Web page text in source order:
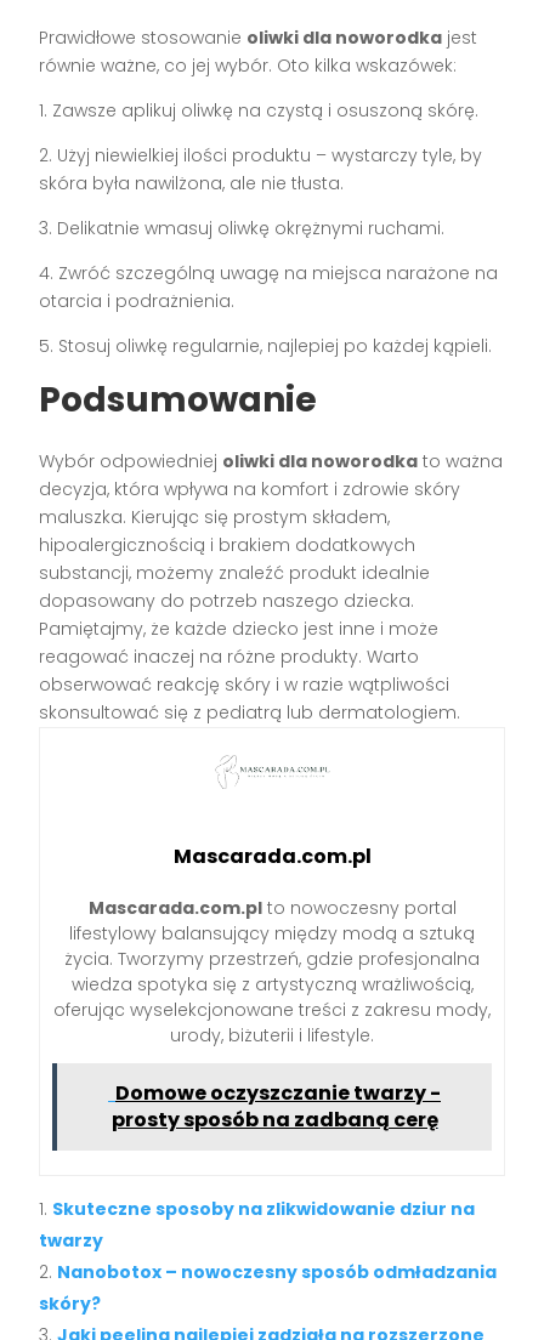
Prawidłowe stosowanie oliwki dla noworodka jest
równie ważne, co jej wybór. Oto kilka wskazówek:
1. Zawsze aplikuj oliwkę na czystą i osuszoną skórę.
2. Użyj niewielkiej ilości produktu – wystarczy tyle, by
skóra była nawilżona, ale nie tłusta.
3. Delikatnie wmasuj oliwkę okrężnymi ruchami.
4. Zwróć szczególną uwagę na miejsca narażone na
otarcia i podrażnienia.
5. Stosuj oliwkę regularnie, najlepiej po każdej kąpieli.
Podsumowanie
Wybór odpowiedniej oliwki dla noworodka to ważna
decyzja, która wpływa na komfort i zdrowie skóry
maluszka. Kierując się prostym składem,
hipoalergicznością i brakiem dodatkowych
substancji, możemy znaleźć produkt idealnie
dopasowany do potrzeb naszego dziecka.
Pamiętajmy, że każde dziecko jest inne i może
reagować inaczej na różne produkty. Warto
obserwować reakcję skóry i w razie wątpliwości
skonsultować się z pediatrą lub dermatologiem.
Mascarada.com.pl
Mascarada.com.plto nowoczesny portal
lifestylowy balansujący między modą a sztuką
życia. Tworzymy przestrzeń, gdzie profesjonalna
wiedza spotyka się z artystyczną wrażliwością,
oferując wyselekcjonowane treści z zakresu mody,
urody, biżuterii i lifestyle.
Domowe oczyszczanie twarzy -
prosty sposób na zadbaną cerę
Skuteczne sposoby na zlikwidowanie dziur na
twarzy
Nanobotox – nowoczesny sposób odmładzania
skóry?